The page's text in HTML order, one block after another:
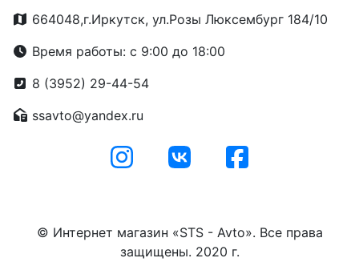
664048,г.Иркутск, ул.Розы Люксембург 184/10
Время работы: с 9:00 до 18:00
8 (3952) 29-44-54
ssavto@yandex.ru
© Интернет магазин «STS - Avto». Все права
защищены. 2020 г.